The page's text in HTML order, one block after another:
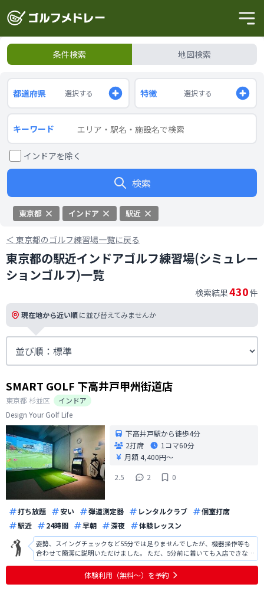
条件検索 地図検索
都道府県 選択する 特徴 選択する
キーワード
インドアを除く
検索
東京都 インドア 駅近
＜ 東京都のゴルフ練習場一覧に戻る
東京都の駅近インドアゴルフ練習場(シミュレー
ションゴルフ)一覧
検索結果430件
現在地から近い順に並び替えてみませんか
SMART GOLF 下高井戸甲州街道店
東京都 杉並区
インドア
Design Your Golf Life
下高井戸駅から徒歩4分
2打席
1コマ60分
月額 4,400円〜
2.5
2 0
打ち放題 安い 弾道測定器 レンタルクラブ
個室打席
駅近
24時間 早朝 深夜 体験レッスン
姿勢、スイングチェックなど55分では足りませんでしたが、機器操作等も
合わせて簡潔に説明いただけました。 ただ、5分前に着いても入店できなく
て不安になりました。前日に予約の確認のメールを送っていただくのであ
れば、お店の前で待つことをメールで前もって伝えていただきたかったで
す。 それから24時間通い放題
体験利用（無料〜）を予約